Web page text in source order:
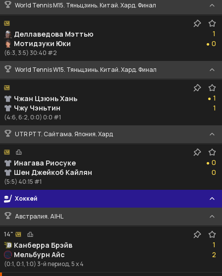
World Tennis M15. Тяньцзинь. Китай. Хард. Финал
Деллаведова Мэттью
Мотидзуки Юки
1
1
●
0
0
(6:3, 3:5) 30:40 #2
World Tennis W15. Тяньцзинь. Китай. Хард. Финал
Чжан Цзюнь Хань
Чжу Чэньтин
●
1
11
1
(4:6, 6:2, 0:0) 0:0 #1
UTR PTT. Сайтама. Япония. Хард
Инагава Риосуке
Шен Джейкоб Кайлян
●
0
0
0
0
(5:5) 40:15 #1
Хоккей
Австралия. AIHL
14"
Канберра Брэйв
Мельбурн Айс
1
12
2
(0:1, 0:1, 1:0) 3-й период, 5 x 4